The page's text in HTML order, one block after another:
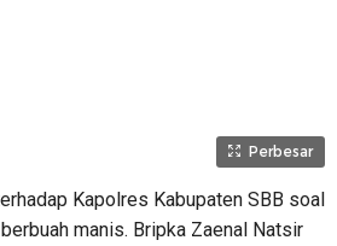
Perbesar
Kapolres Kabupaten SBB soal
manis. Bripka Zaenal Natsir